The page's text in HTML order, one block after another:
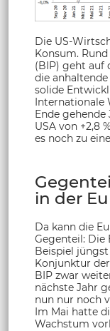
Die US-
Konsum.
(BIP) geht auf
die
solide
Internationale
Ende
USA von +2,8
es noch zu
in der
Da kann die
Gegenteil: Die
Beispiel
Konjunktur
BIP zwar
nächste Jahr
nun nur noch
Im Mai hatte
Wachstum